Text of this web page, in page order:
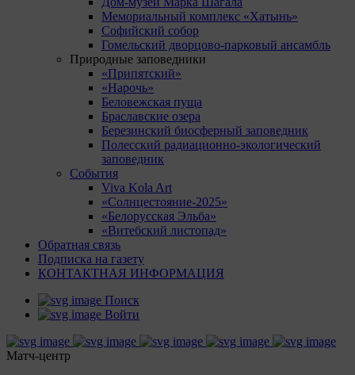
Мемориальный комплекс «Хатынь»
Софийский собор
Гомельский дворцово-парковый ансамбль
Природные заповедники
«Припятский»
«Нарочь»
Беловежская пуща
Браславские озера
Березинский биосферный заповедник
Полесский радиационно-экологический
заповедник
События
Viva Kola Art
«Солнцестояние-2025»
«Белорусская Эльба»
«Витебский листопад»
Обратная связь
Подписка на газету
КОНТАКТНАЯ ИНФОРМАЦИЯ
Поиск
Войти
Матч-центр